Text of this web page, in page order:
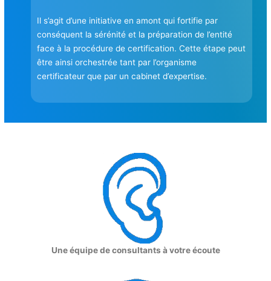
Il s’agit d’une initiative en amont qui fortifie par
conséquent la sérénité et la préparation de l’entité
face à la procédure de certification. Cette étape peut
être ainsi orchestrée tant par l’organisme
certificateur que par un cabinet d’expertise.
Une équipe de consultants à votre écoute